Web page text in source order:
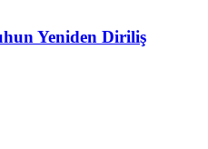
Yeniden Diriliş